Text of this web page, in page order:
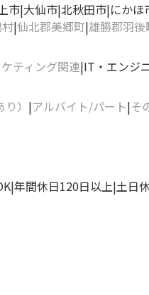
市 大仙市 北秋田市 にかほ
仙北郡美郷町 雄勝郡羽後
ティング関連 IT・エンジ
） アルバイト/パート そ
年間休日120日以上 土日